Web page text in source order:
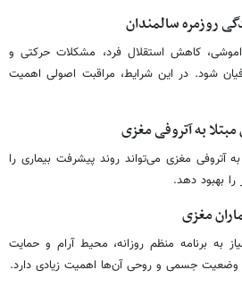
روزمره سالمندان
کاهش استقلال فرد، مشکلات حرکتی و
شود. در این شرایط، مراقبت اصولی اهمیت
به آتروفی مغزی
آتروفی مغزی می‌تواند روند پیشرفت بیماری را
را بهبود دهد.
مغزی
به برنامه منظم روزانه، محیط آرام و حمایت
وضعیت جسمی و روحی آن‌ها اهمیت زیادی دارد.